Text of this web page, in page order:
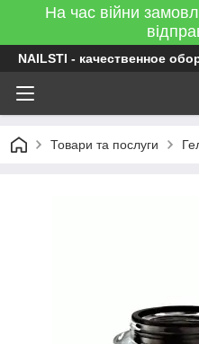
На час війни
NAILSTI - качественное
Товари та послуги